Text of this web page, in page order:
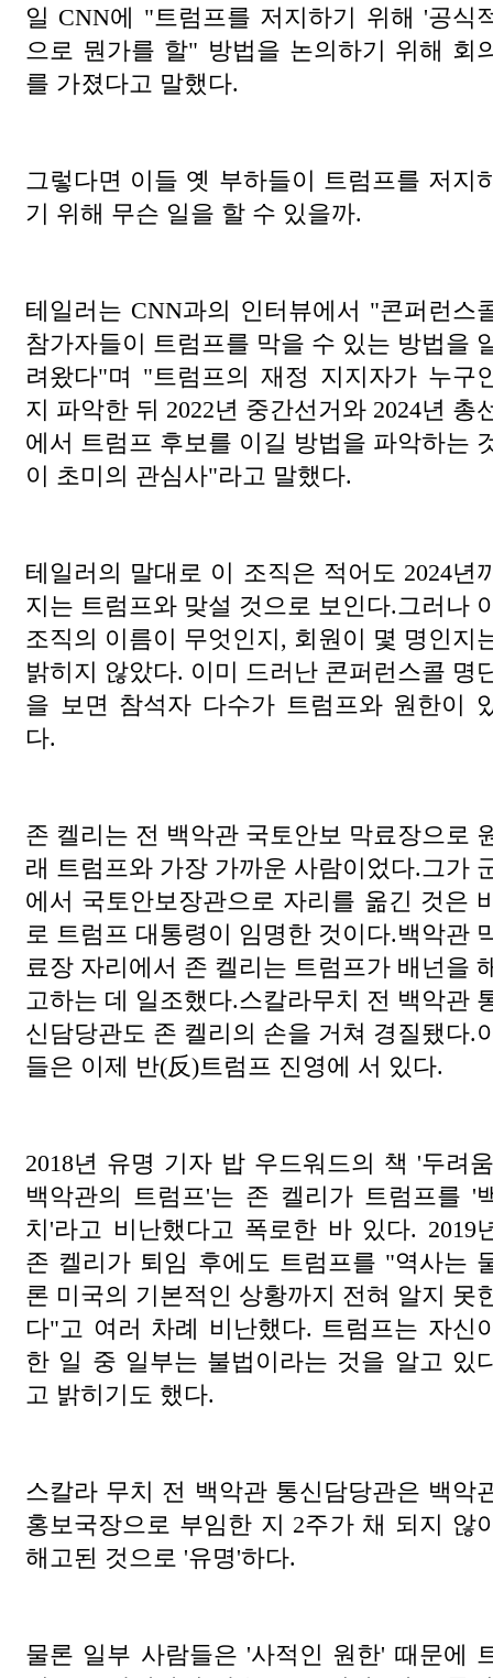
일 CNN에 "트럼프를 저지하기 위해 '공식
으로 뭔가를 할" 방법을 논의하기 위해 회
를 가졌다고 말했다.
그렇다면 이들 옛 부하들이 트럼프를 저지
기 위해 무슨 일을 할 수 있을까.
테일러는 CNN과의 인터뷰에서 "콘퍼런스
참가자들이 트럼프를 막을 수 있는 방법을
려왔다"며 "트럼프의 재정 지지자가 누구
지 파악한 뒤 2022년 중간선거와 2024년 총
에서 트럼프 후보를 이길 방법을 파악하는
이 초미의 관심사"라고 말했다.
테일러의 말대로 이 조직은 적어도 2024년
지는 트럼프와 맞설 것으로 보인다.그러나
조직의 이름이 무엇인지, 회원이 몇 명인지
밝히지 않았다. 이미 드러난 콘퍼런스콜 명
을 보면 참석자 다수가 트럼프와 원한이
다.
존 켈리는 전 백악관 국토안보 막료장으로
래 트럼프와 가장 가까운 사람이었다.그가
에서 국토안보장관으로 자리를 옮긴 것은
로 트럼프 대통령이 임명한 것이다.백악관
료장 자리에서 존 켈리는 트럼프가 배넌을
고하는 데 일조했다.스칼라무치 전 백악관
신담당관도 존 켈리의 손을 거쳐 경질됐다.
들은 이제 반(反)트럼프 진영에 서 있다.
2018년 유명 기자 밥 우드워드의 책 '두려
백악관의 트럼프'는 존 켈리가 트럼프를 '
치'라고 비난했다고 폭로한 바 있다. 2019
존 켈리가 퇴임 후에도 트럼프를 "역사는
론 미국의 기본적인 상황까지 전혀 알지 못
다"고 여러 차례 비난했다. 트럼프는 자신
한 일 중 일부는 불법이라는 것을 알고 있
고 밝히기도 했다.
스칼라 무치 전 백악관 통신담당관은 백악
홍보국장으로 부임한 지 2주가 채 되지 않
해고된 것으로 '유명'하다.
물론 일부 사람들은 '사적인 원한' 때문에